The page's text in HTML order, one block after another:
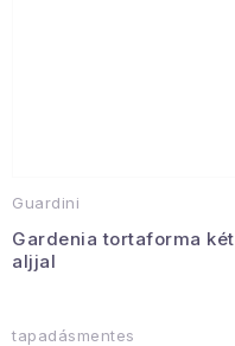
Guardini
Gardenia tortaforma két
aljjal
tapadásmentes